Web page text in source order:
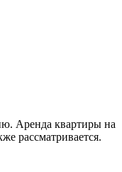
Аренда квартиры на
рассматривается.